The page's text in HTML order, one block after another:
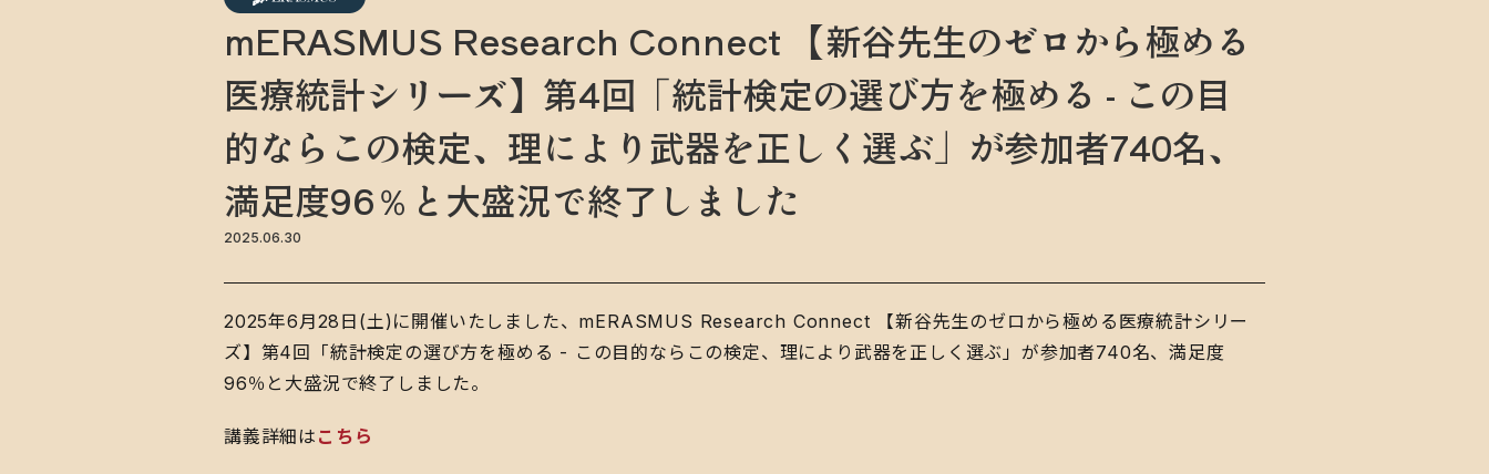
mERASMUS Research Connect 【新谷先生のゼロから極める
医療統計シリーズ】第4回「統計検定の選び方を極める - この目
的ならこの検定、理により武器を正しく選ぶ」が参加者740名、
満足度96％と大盛況で終了しました
2025.06.30
2025年6月28日(土)に開催いたしました、mERASMUS Research Connect 【新谷先生のゼロから極める医療統計シリー
ズ】第4回「統計検定の選び方を極める - この目的ならこの検定、理により武器を正しく選ぶ」が参加者740名、満足度
96％と大盛況で終了しました。
講義詳細は こちら